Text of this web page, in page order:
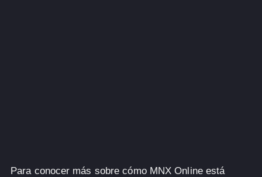
Para conocer más sobre cómo MNX Online está